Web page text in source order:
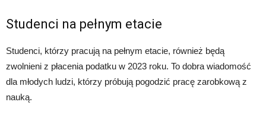
Studenci na pełnym etacie
Studenci, którzy pracują na pełnym etacie, również będą
zwolnieni z płacenia podatku w 2023 roku. To dobra wiadomość
dla młodych ludzi, którzy próbują pogodzić pracę zarobkową z
nauką.